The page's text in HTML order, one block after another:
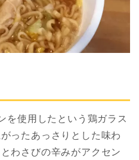
を使用したという鶏ガラス
ったあっさりとした味わ
わさびの辛みがアクセン